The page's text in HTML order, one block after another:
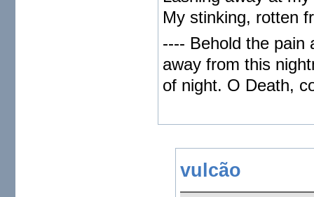
My stinking, rotten
---- Behold the pain
away from this
of night. O Death,
vulcão